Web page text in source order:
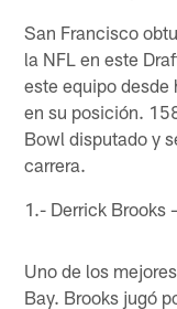
San Francisco
la NFL en este
este equipo desde
en su posición.
Bowl disputado y
carrera.
1.- Derrick Brooks
Uno de los
Bay. Brooks jugó